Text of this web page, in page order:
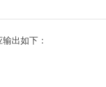
出如下：